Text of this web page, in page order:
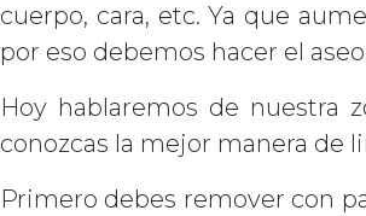
cuerpo, cara, etc. Ya que
por eso debemos hacer el
Hoy hablaremos de nuestra
conozcas la mejor manera de
Primero debes remover con